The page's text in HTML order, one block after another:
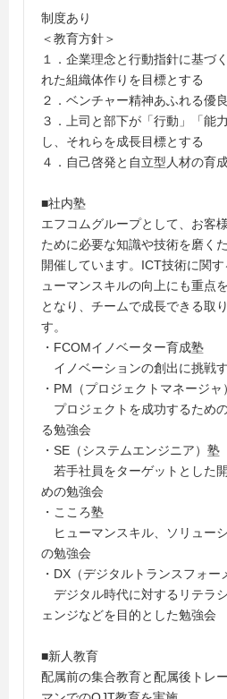
制度あり
＜教育方針＞
１．企業理念と行動指針に基づ
れた組織体作りを目標とする
２．ベンチャー精神あふれる優
３．上司と部下が「行動」「能
し、それらを成長目標とする
４．自己啓発と自立型人材の育
■社内塾
エフコムグループとして、お客
ために必要な知識や技術を磨く
開催しています。ICT技術に関
ューマンスキルの向上にも重点
となり、チームで成長できる取
す。
・FCOMイノベーター育成塾
イノベーションの創出に挑戦
・PM（プロジェクトマネージャ
プロジェクトを成功するため
る勉強会
・SE（システムエンジニア）塾
若手社員をターゲットとした
めの勉強会
・こころ塾
ヒューマンスキル、ソリュー
の勉強会
・DX（デジタルトランスフォー
デジタル時代に対するリテラ
ェンジなどを目的とした勉強会
■新人教育
配属前の集合教育と配属後トレ